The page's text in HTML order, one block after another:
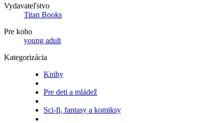
Vydavateľstvo
Titan Books
Pre koho
young adult
Kategorizácia
Knihy
Pre deti a mládež
Sci-fi, fantasy a komiksy